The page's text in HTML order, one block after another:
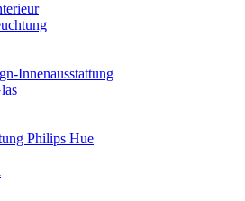
Innenausstattung
Philips Hue